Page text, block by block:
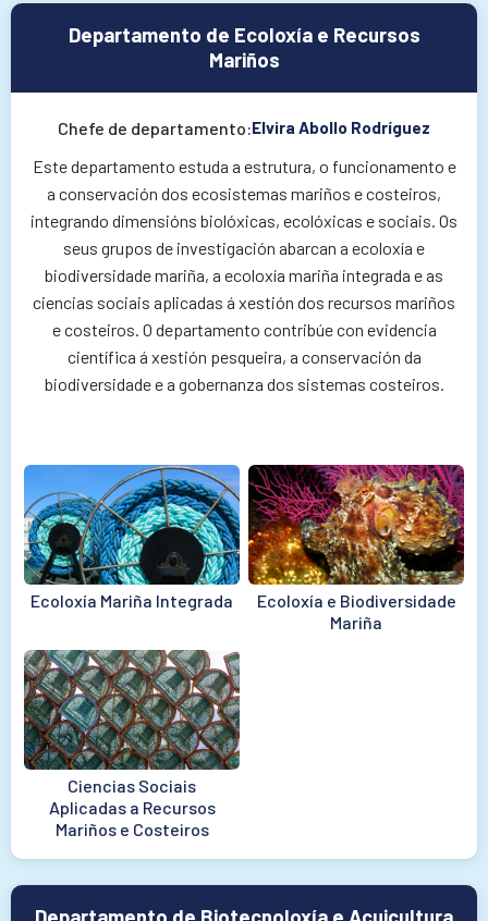
Departamento de Ecoloxía e Recursos
Mariños
Chefe de departamento:Elvira Abollo Rodríguez
Este departamento estuda a estrutura, o funcionamento e
a conservación dos ecosistemas mariños e costeiros,
integrando dimensións biolóxicas, ecolóxicas e sociais. Os
seus grupos de investigación abarcan a ecoloxía e
biodiversidade mariña, a ecoloxía mariña integrada e as
ciencias sociais aplicadas á xestión dos recursos mariños
e costeiros. O departamento contribúe con evidencia
científica á xestión pesqueira, a conservación da
biodiversidade e a gobernanza dos sistemas costeiros.
Ecoloxía Mariña Integrada
Ecoloxía e Biodiversidade
Mariña
Ciencias Sociais
Aplicadas a Recursos
Mariños e Costeiros